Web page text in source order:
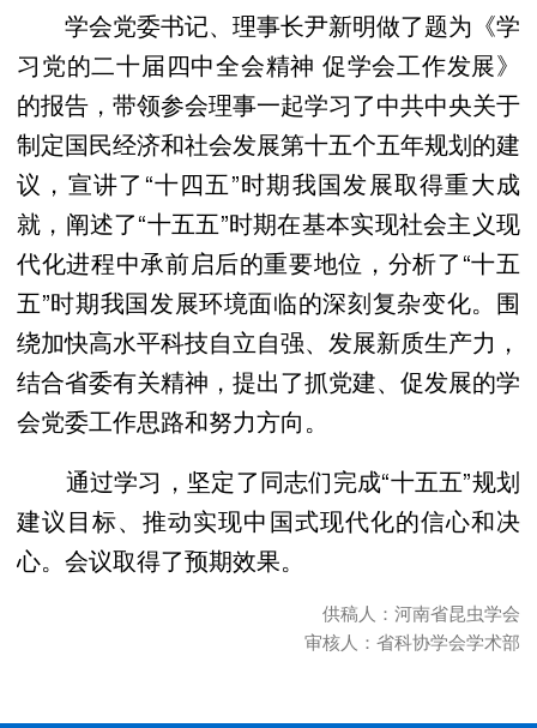
学会党委书记、理事长尹新明做了题为《学
习党的二十届四中全会精神 促学会工作发展》
的报告，带领参会理事一起学习了中共中央关于
制定国民经济和社会发展第十五个五年规划的建
议，宣讲了“十四五”时期我国发展取得重大成
就，阐述了“十五五”时期在基本实现社会主义现
代化进程中承前启后的重要地位，分析了“十五
五”时期我国发展环境面临的深刻复杂变化。围
绕加快高水平科技自立自强、发展新质生产力，
结合省委有关精神，提出了抓党建、促发展的学
会党委工作思路和努力方向。
通过学习，坚定了同志们完成“十五五”规划
建议目标、推动实现中国式现代化的信心和决
心。会议取得了预期效果。
供稿人：河南省昆虫学会
审核人：省科协学会学术部